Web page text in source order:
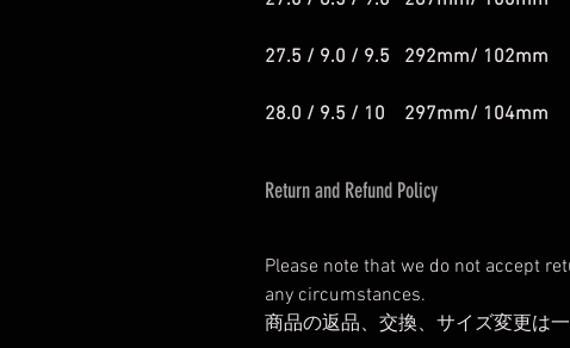
27.5 / 9.0 / 9.5 292mm/ 102mm
28.0 / 9.5 / 10 297mm/ 104mm
Return and Refund Policy
Please note that we do not accept
any circumstances.
商品の返品、交換、サイズ変更は